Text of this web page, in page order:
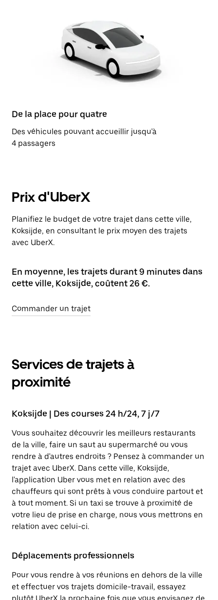
De la place pour quatre
Des véhicules pouvant accueillir jusqu'à
4 passagers
Prix d'UberX
Planifiez le budget de votre trajet dans cette ville,
Koksijde, en consultant le prix moyen des trajets
avec UberX.
En moyenne, les trajets durant 9 minutes dans
cette ville, Koksijde, coûtent 26 €.
Commander un trajet
Services de trajets à
proximité
Koksijde | Des courses 24 h/24, 7 j/7
Vous souhaitez découvrir les meilleurs restaurants
de la ville, faire un saut au supermarché ou vous
rendre à d'autres endroits ? Pensez à commander un
trajet avec UberX. Dans cette ville, Koksijde,
l'application Uber vous met en relation avec des
chauffeurs qui sont prêts à vous conduire partout et
à tout moment. Si un taxi se trouve à proximité de
votre lieu de prise en charge, nous vous mettrons en
relation avec celui-ci.
Déplacements professionnels
Pour vous rendre à vos réunions en dehors de la ville
et effectuer vos trajets domicile-travail, essayez